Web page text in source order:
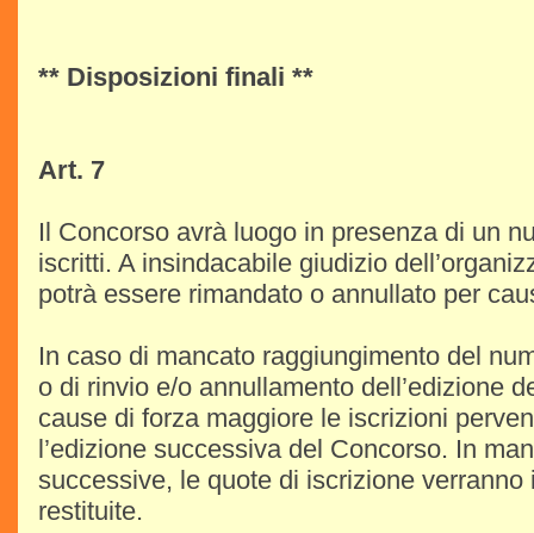
** Disposizioni finali **
Art. 7
Il Concorso avrà luogo in presenza di un
iscritti. A insindacabile giudizio
potrà essere rimandato o annullato per
In caso di mancato raggiungimento del
o di rinvio e/o annullamento dell’edizione
cause di forza maggiore le iscrizioni
l’edizione successiva del Concorso. In
successive, le quote di iscrizione verranno
restituite.